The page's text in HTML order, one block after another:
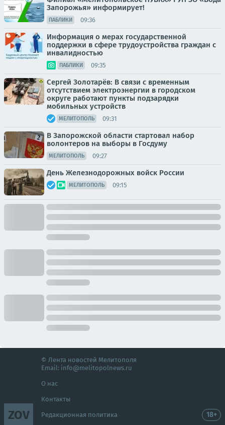
Запорожья» информирует!
ПАБЛИКИ 09:36
Информация о мерах государственной
поддержки в сфере трудоустройства граждан с
инвалидностью
ПАБЛИКИ 09:35
Сергей Золотарёв: В связи с временным
отсутствием электроэнергии в городском
округе работают пункты подзарядки
мобильных устройств
МЕЛИТОПОЛЬ 09:31
В Запорожской области стартовал набор
волонтеров на выборы в Госдуму
МЕЛИТОПОЛЬ 09:27
День Железнодорожных войск России
МЕЛИТОПОЛЬ 09:15
ZOV
© Лента новостей Мелитополя
Email: info@melitopolnews.ru
О нас
Контакты
Редакционная политика 18+